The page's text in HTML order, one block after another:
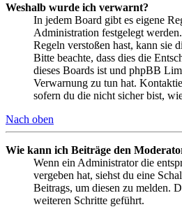
Weshalb wurde ich verwarnt?
In jedem Board gibt es eigene
Administration festgelegt
Regeln verstoßen hast, kann sie
Bitte beachte, dass dies die
dieses Boards ist und phpBB
Verwarnung zu tun hat.
sofern du die nicht sicher bist,
Nach oben
Wie kann ich Beiträge den
Wenn ein Administrator die
vergeben hat, siehst du eine
Beitrags, um diesen zu melden.
weiteren Schritte geführt.